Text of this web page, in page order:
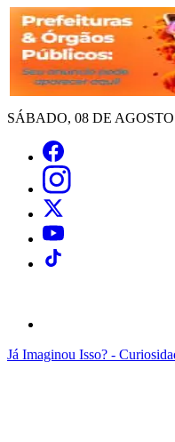
SÁBADO, 08 DE
Já Imaginou Isso? -